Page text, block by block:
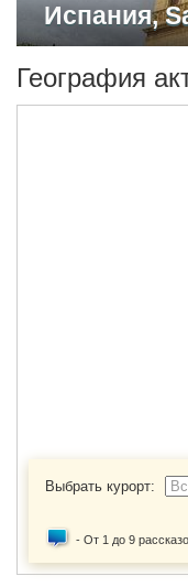
Испания,
География
Выбрать курорт:
- От 1 до 9